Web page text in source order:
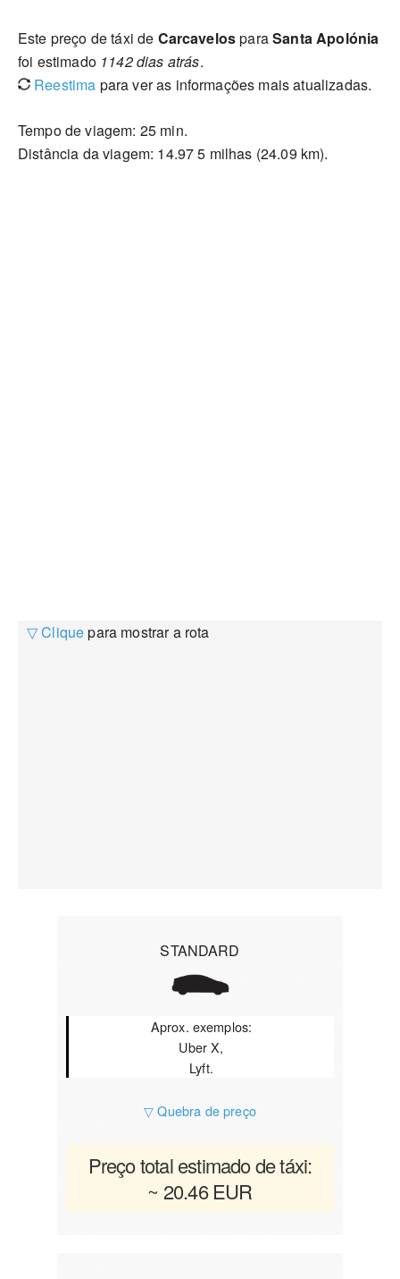
Este preço de táxi de CarcavelosparaSanta Apolónia
foi estimado 1142 dias atrás.
Reestima para ver as informações mais atualizadas.
Tempo de viagem: 25 min.
Distância da viagem: 14.97 5 milhas (24.09 km).
▽ Cliquepara mostrar a rota
STANDARD
Aprox. exemplos:
Uber X,
Lyft.
▽ Quebra de preço
Preço total estimado de táxi:
~ 20.46 EUR